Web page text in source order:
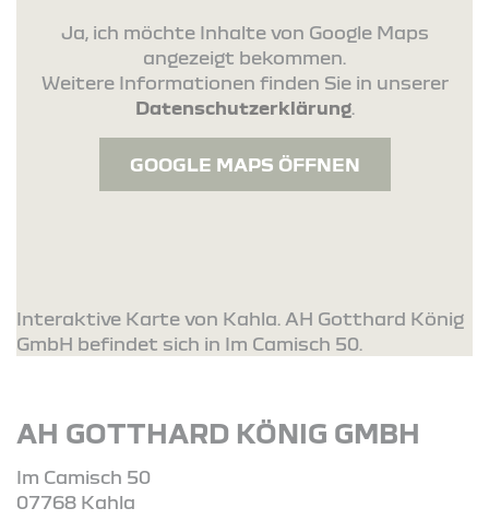
Ja, ich möchte Inhalte von Google Maps
angezeigt bekommen.
Weitere Informationen finden Sie in unserer
Datenschutzerklärung.
GOOGLE MAPS ÖFFNEN
Interaktive Karte von Kahla. AH Gotthard König
GmbH befindet sich in Im Camisch 50.
AH GOTTHARD KÖNIG GMBH
Im Camisch 50
07768 Kahla